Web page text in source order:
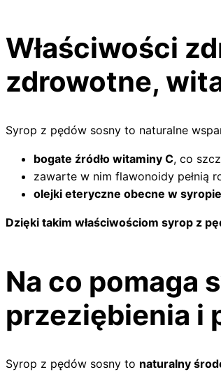
Właściwości
zdrowotne,
Syrop z pędów sosny to naturalne
bogate źródło witaminy C, co
zawarte w nim flawonoidy pełnią
olejki eteryczne obecne w
Dzięki takim właściwościom syrop z
Na co pomaga
przeziębienia i
Syrop z pędów sosny to naturalny